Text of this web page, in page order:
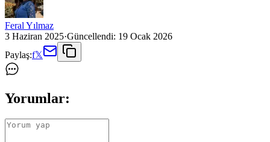
Feral Yılmaz
3 Haziran 2025·Güncellendi: 19 Ocak 2026
Paylaş:f𝕏
Yorumlar: